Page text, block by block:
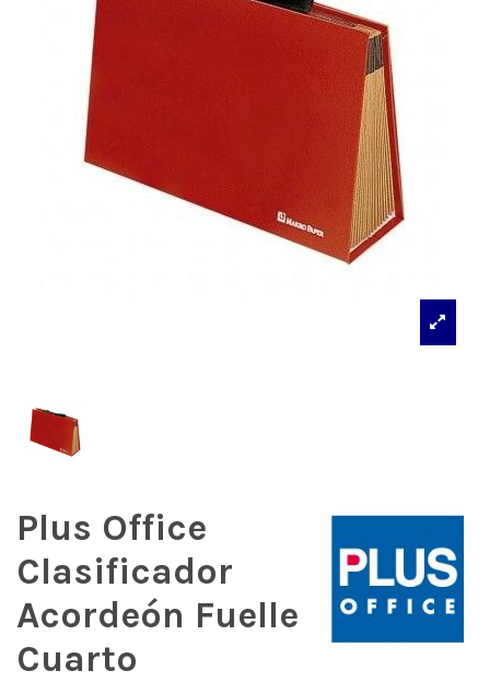
Plus Office
Clasificador
Acordeón Fuelle
Cuarto